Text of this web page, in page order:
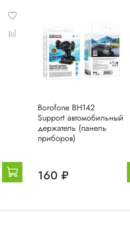
Borofone BH142
Support автомобильный
держатель (панель
приборов)
160 ₽